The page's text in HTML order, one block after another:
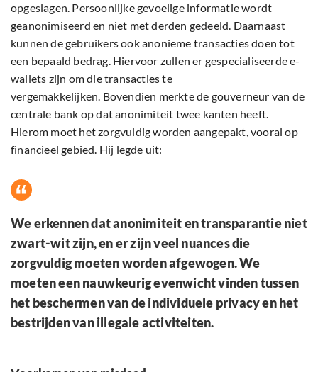
opgeslagen. Persoonlijke gevoelige informatie wordt
geanonimiseerd en niet met derden gedeeld. Daarnaast
kunnen de gebruikers ook anonieme transacties doen tot
een bepaald bedrag. Hiervoor zullen er gespecialiseerde e-
wallets zijn om die transacties te
vergemakkelijken. Bovendien merkte de gouverneur van de
centrale bank op dat anonimiteit twee kanten heeft.
Hierom moet het zorgvuldig worden aangepakt, vooral op
financieel gebied. Hij legde uit:
We erkennen dat anonimiteit en transparantie niet
zwart-wit zijn, en er zijn veel nuances die
zorgvuldig moeten worden afgewogen. We
moeten een nauwkeurig evenwicht vinden tussen
het beschermen van de individuele privacy en het
bestrijden van illegale activiteiten.